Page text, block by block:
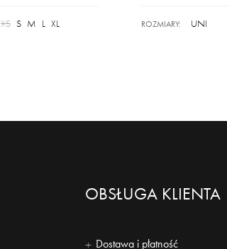
XS S M L XL ROZMIARY: UNI
OBSŁUGA KLIENTA
Dostawa i płatność